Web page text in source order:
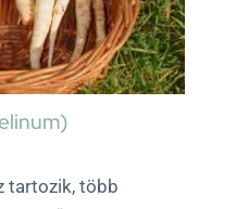
tartozik, több